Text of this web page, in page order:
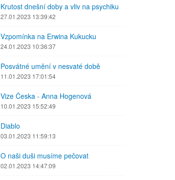
Krutost dnešní doby a vliv na psychiku
27.01.2023 13:39:42
Vzpomínka na Erwina Kukucku
24.01.2023 10:36:37
Posvátné umění v nesvaté době
11.01.2023 17:01:54
Vize Česka - Anna Hogenová
10.01.2023 15:52:49
Diablo
03.01.2023 11:59:13
O naši duši musíme pečovat
02.01.2023 14:47:09